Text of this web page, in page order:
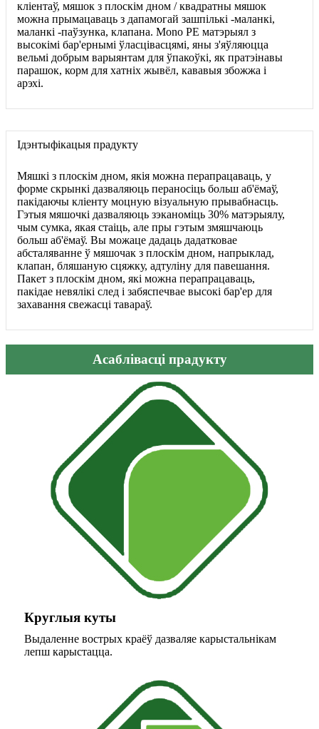
кліентаў, мяшок з плоскім дном / квадратны мяшок
можна прымацаваць з дапамогай зашпількі -маланкі,
маланкі -паўзунка, клапана. Mono PE матэрыял з
высокімі бар'ернымі ўласцівасцямі, яны з'яўляюцца
вельмі добрым варыянтам для ўпакоўкі, як пратэінавы
парашок, корм для хатніх жывёл, кававыя збожжа і
арэхі.
Ідэнтыфікацыя прадукту
Мяшкі з плоскім дном, якія можна перапрацаваць, у
форме скрынкі дазваляюць пераносіць больш аб'ёмаў,
пакідаючы кліенту моцную візуальную прывабнасць.
Гэтыя мяшочкі дазваляюць зэканоміць 30% матэрыялу,
чым сумка, якая стаіць, але пры гэтым змяшчаюць
больш аб'ёмаў. Вы можаце дадаць дадатковае
абсталяванне ў мяшочак з плоскім дном, напрыклад,
клапан, бляшаную сцяжку, адтуліну для павешання.
Пакет з плоскім дном, які можна перапрацаваць,
пакідае невялікі след і забяспечвае высокі бар'ер для
захавання свежасці тавараў.
Асаблівасці прадукту
Круглыя ​​куты
Выдаленне вострых краёў дазваляе карыстальнікам
лепш карыстацца.